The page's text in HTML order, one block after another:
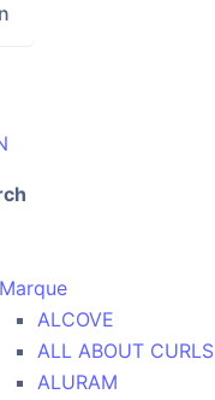
Marque
ALCOVE
ALL ABOUT CURLS
ALURAM